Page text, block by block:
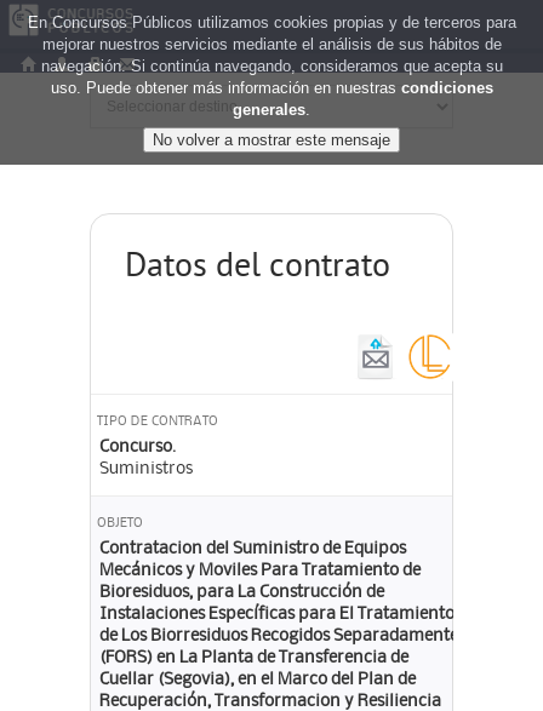
Datos del contrato
TIPO DE CONTRATO
Concurso.
Suministros
OBJETO
Contratacion del Suministro de Equipos
Mecánicos y Moviles Para Tratamiento de
Bioresiduos, para La Construcción de
Instalaciones Específicas para El Tratamiento
de Los Biorresiduos Recogidos Separadamente
(FORS) en La Planta de Transferencia de
Cuellar (Segovia), en el Marco del Plan de
Recuperación, Transformacion y Resiliencia
En Concursos Públicos utilizamos cookies propias y de terceros para
mejorar nuestros servicios mediante el análisis de sus hábitos de
navegación. Si continúa navegando, consideramos que acepta su
uso. Puede obtener más información en nuestras condiciones
generales.